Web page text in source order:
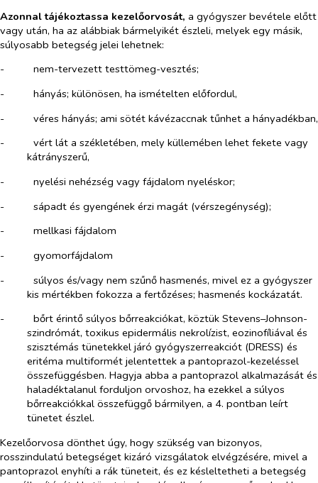
Azonnal tájékoztassa kezelőorvosát, a gyógyszer bevétele előtt
vagy után, ha az alábbiak bármelyikét észleli, melyek egy másik,
súlyosabb betegség jelei lehetnek:
-​
nem-tervezett testtömeg-vesztés;
-​
hányás; különösen, ha ismételten előfordul,
-​
véres hányás; ami sötét kávézaccnak tűnhet a hányadékban,
-​
vért lát a székletében, mely küllemében lehet fekete vagy
kátrányszerű,
-​
nyelési nehézség vagy fájdalom nyeléskor;
-​
sápadt és gyengének érzi magát (vérszegénység);
-​
mellkasi fájdalom
-​
gyomorfájdalom
-​
súlyos és/vagy nem szűnő hasmenés, mivel ez a gyógyszer
kis mértékben fokozza a fertőzéses; hasmenés kockázatát.
-​
bőrt érintő súlyos bőrreakciókat, köztük Stevens–Johnson-
szindrómát, toxikus epidermális nekrolízist, eozinofíliával és
szisztémás tünetekkel járó gyógyszerreakciót (DRESS) és
eritéma multiformét jelentettek a pantoprazol-kezeléssel
összefüggésben. Hagyja abba a pantoprazol alkalmazását és
haladéktalanul forduljon orvoshoz, ha ezekkel a súlyos
bőrreakciókkal összefüggő bármilyen, a 4. pontban leírt
tünetet észlel.
Kezelőorvosa dönthet úgy, hogy szükség van bizonyos,
rosszindulatú betegséget kizáró vizsgálatok elvégzésére, mivel a
pantoprazol enyhíti a rák tüneteit, és ez késleltetheti a betegség